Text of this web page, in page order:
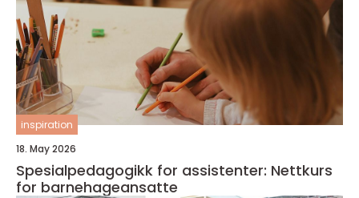
inspiration
18. May 2026
Spesialpedagogikk for assistenter: Nettkurs
for barnehageansatte